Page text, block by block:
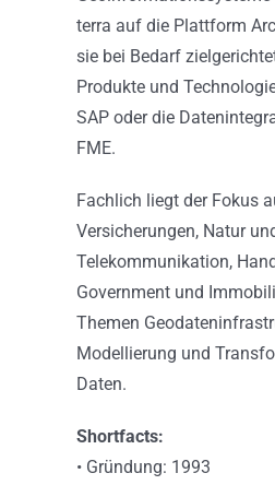
terra auf die Plattform
sie bei Bedarf
Produkte und
SAP oder die
FME.
Fachlich liegt der Fokus
Versicherungen, Natur
Telekommunikation,
Government und
Themen
Modellierung und
Daten.
Shortfacts:
• Gründung: 1993